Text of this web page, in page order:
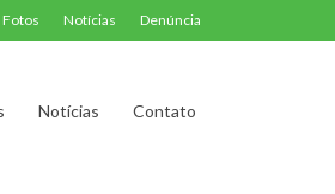
Fotos Notícias Denúncia
Notícias Contato